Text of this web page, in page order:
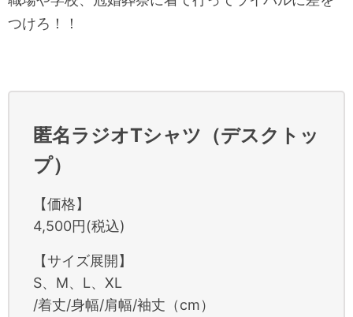
つけろ！！
匿名ラジオTシャツ（デスクトッ
プ）
【価格】
4,500円(税込)
【サイズ展開】
S、M、L、XL
/着丈/身幅/肩幅/袖丈（cm）